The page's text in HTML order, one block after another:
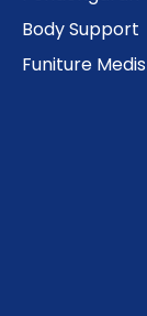
Body Support
Funiture Medis